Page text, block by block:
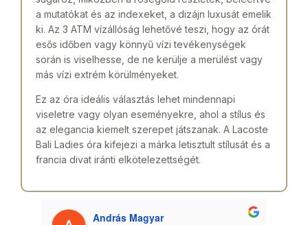
a mutatókat és az indexeket, a dizájn luxusát emelik
ki. Az 3 ATM vízállóság lehetővé teszi, hogy az órát
esős időben vagy könnyű vízi tevékenységek
során is viselhesse, de ne kerülje a merülést vagy
más vízi extrém körülményeket.
Ez az óra ideális választás lehet mindennapi
viseletre vagy olyan eseményekre, ahol a stílus és
az elegancia kiemelt szerepet játszanak. A Lacoste
Bali Ladies óra kifejezi a márka letisztult stílusát és a
francia divat iránti elkötelezettségét.
András Magyar